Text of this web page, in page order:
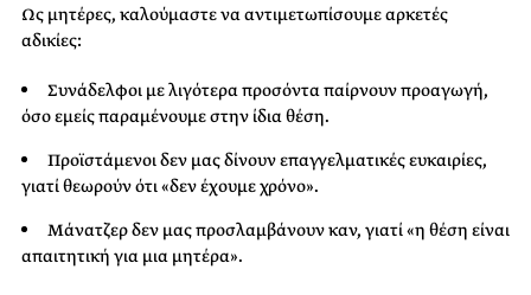
Ως μητέρες, καλούμαστε να αντιμετωπίσουμε αρκετές
αδικίες:
Συνάδελφοι με λιγότερα προσόντα παίρνουν προαγωγή,
όσο εμείς παραμένουμε στην ίδια θέση.
Προϊστάμενοι δεν μας δίνουν επαγγελματικές ευκαιρίες,
γιατί θεωρούν ότι «δεν έχουμε χρόνο».
Μάνατζερ δεν μας προσλαμβάνουν καν, γιατί «η θέση είναι
απαιτητική για μια μητέρα».